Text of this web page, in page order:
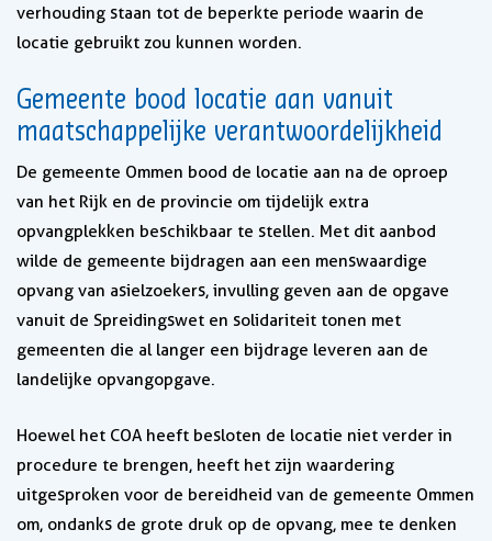
verhouding staan tot de beperkte periode waarin de
locatie gebruikt zou kunnen worden.
Gemeente bood locatie aan vanuit
maatschappelijke verantwoordelijkheid
De gemeente Ommen bood de locatie aan na de oproep
van het Rijk en de provincie om tijdelijk extra
opvangplekken beschikbaar te stellen. Met dit aanbod
wilde de gemeente bijdragen aan een menswaardige
opvang van asielzoekers, invulling geven aan de opgave
vanuit de Spreidingswet en solidariteit tonen met
gemeenten die al langer een bijdrage leveren aan de
landelijke opvangopgave.
Hoewel het COA heeft besloten de locatie niet verder in
procedure te brengen, heeft het zijn waardering
uitgesproken voor de bereidheid van de gemeente Ommen
om, ondanks de grote druk op de opvang, mee te denken